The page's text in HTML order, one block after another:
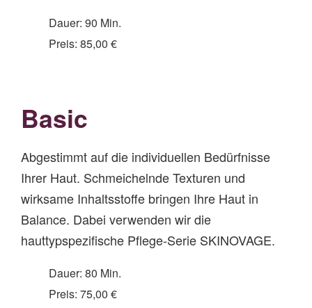
Dauer: 90 Min.
Preis: 85,00 €
Basic
Abgestimmt auf die individuellen Bedürfnisse
Ihrer Haut. Schmeichelnde Texturen und
wirksame Inhaltsstoffe bringen Ihre Haut in
Balance. Dabei verwenden wir die
hauttypspezifische Pflege-Serie SKINOVAGE.
Dauer: 80 Min.
Preis: 75,00 €